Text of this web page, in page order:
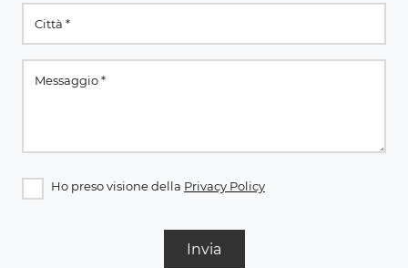
Ho preso visione della Privacy Policy
Invia